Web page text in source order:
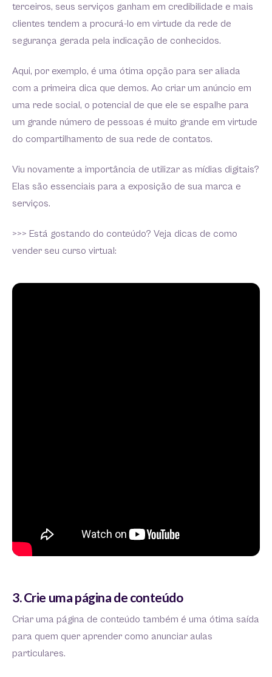
terceiros, seus serviços ganham em credibilidade e mais
clientes tendem a procurá-lo em virtude da rede de
segurança gerada pela indicação de conhecidos.
Aqui, por exemplo, é uma ótima opção para ser aliada
com a primeira dica que demos. Ao criar um anúncio em
uma rede social, o potencial de que ele se espalhe para
um grande número de pessoas é muito grande em virtude
do compartilhamento de sua rede de contatos.
Viu novamente a importância de utilizar as mídias digitais?
Elas são essenciais para a exposição de sua marca e
serviços.
>>> Está gostando do conteúdo? Veja dicas de como
vender seu curso virtual:
3. Crie uma página de conteúdo
Criar uma página de conteúdo também é uma ótima saída
para quem quer aprender como anunciar aulas
particulares.